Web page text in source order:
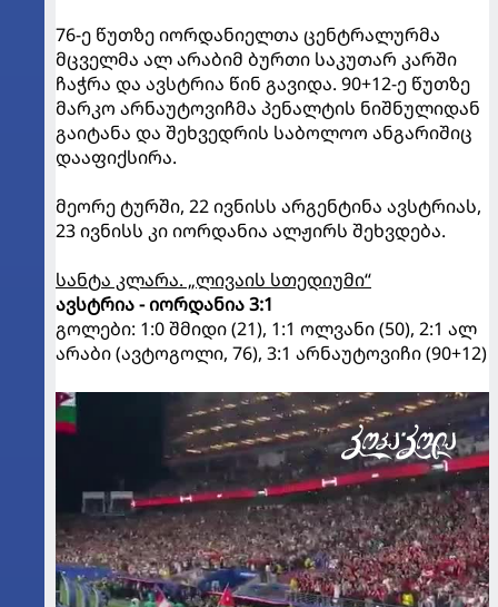
76-ე წუთზე იორდანიელთა ცენტრალურმა
მცველმა ალ არაბიმ ბურთი საკუთარ კარში
ჩაჭრა და ავსტრია წინ გავიდა. 90+12-ე წუთზე
მარკო არნაუტოვიჩმა პენალტის ნიშნულიდან
გაიტანა და შეხვედრის საბოლოო ანგარიშიც
დააფიქსირა.
მეორე ტურში, 22 ივნისს არგენტინა ავსტრიას,
23 ივნისს კი იორდანია ალჟირს შეხვდება.
სანტა კლარა. „ლივაის სთედიუმი“
ავსტრია - იორდანია 3:1
გოლები: 1:0 შმიდი (21), 1:1 ოლვანი (50), 2:1 ალ
არაბი (ავტოგოლი, 76), 3:1 არნაუტოვიჩი (90+12)